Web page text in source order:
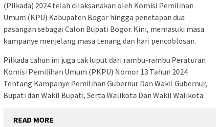
(Pilkada) 2024 telah dilaksanakan oleh Komisi Pemilihan
Umum (KPU) Kabupaten Bogor hingga penetapan dua
pasangan sebagai Calon Bupati Bogor. Kini, memasuki masa
kampanye menjelang masa tenang dan hari pencoblosan.
Pilkada tahun ini juga tak luput dari rambu-rambu Peraturan
Komisi Pemilihan Umum (PKPU) Nomor 13 Tahun 2024
Tentang Kampanye Pemilihan Gubernur Dan Wakil Gubernur,
Bupati dan Wakil Bupati, Serta Walikota Dan Wakil Walikota.
READ MORE